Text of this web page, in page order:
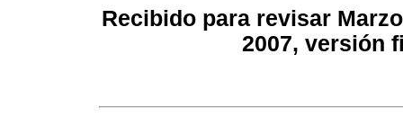
Recibido para revisar
2007, versión